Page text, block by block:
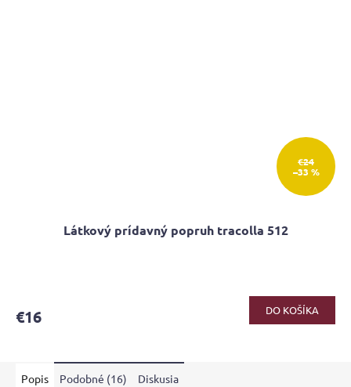
€24
–33 %
Látkový prídavný popruh tracolla 512
€16 DO KOŠÍKA
Popis Podobné (16) Diskusia